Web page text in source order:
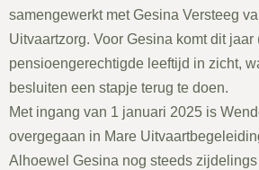
samengewerkt met Gesina Versteeg
Uitvaartzorg. Voor Gesina komt dit jaar
pensioengerechtigde leeftijd in zicht,
besluiten een stapje terug te doen.
Met ingang van 1 januari 2025 is
overgegaan in Mare
Alhoewel Gesina nog steeds